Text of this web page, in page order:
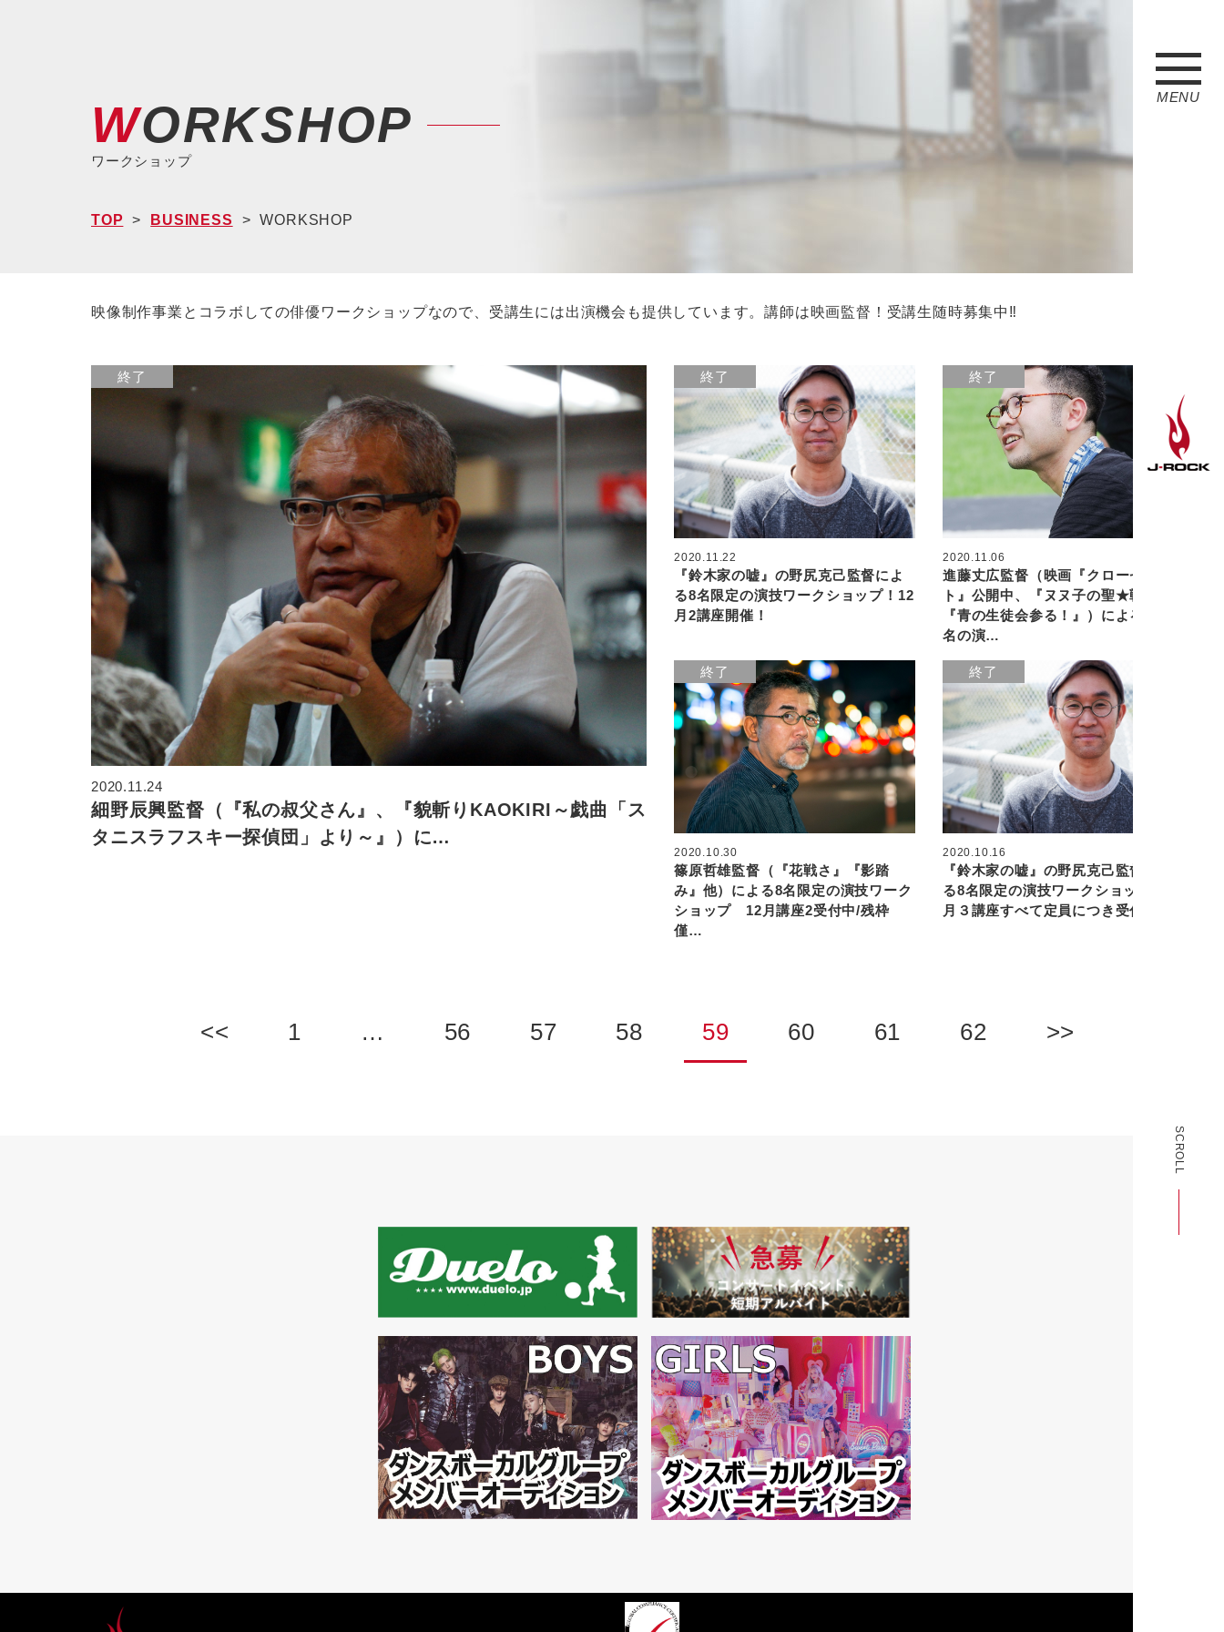
MENU
SCROLL
WORKSHOP
ワークショップ
TOP BUSINESS WORKSHOP
映像制作事業とコラボしての俳優ワークショップなので、受講生には出演機会も提供しています。講師は映画監督！受講生随時募集中‼
終了
2020.11.24
細野辰興監督（『私の叔父さん』、『貌斬りKAOKIRI～戯曲「ス
タニスラフスキー探偵団」より～』）に…
終了
2020.11.22
『鈴木家の嘘』の野尻克己監督によ
る8名限定の演技ワークショップ！12
月2講座開催！
終了
2020.11.06
進藤丈広監督（映画『クローゼッ
ト』公開中、『ヌヌ子の聖★戦』
『青の生徒会参る！』）による定員8
名の演…
終了
2020.10.30
篠原哲雄監督（『花戦さ』『影踏
み』他）による8名限定の演技ワーク
ショップ 12月講座2受付中/残枠
僅…
終了
2020.10.16
『鈴木家の嘘』の野尻克己監督によ
る8名限定の演技ワークショップ！11
月３講座すべて定員につき受付終了
<< 1 … 56 57 58 59 60 61 62 >>